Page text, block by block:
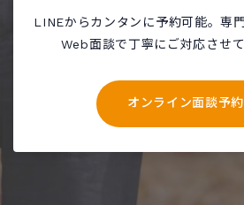
LINEからカンタンに予約可能。専
Web面談で丁寧にご対応させて
オンライン面談予約